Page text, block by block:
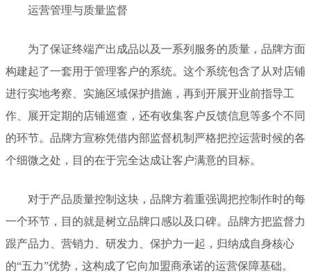
运营管理与质量监督
为了保证终端产出成品以及一系列服务的质量，品牌方面
构建起了一套用于管理客户的系统。这个系统包含了从对店铺
进行实地考察、实施区域保护措施，再到开展开业前指导工
作、展开定期的店铺巡查，还有收集客户反馈信息等多个不同
的环节。品牌方宣称凭借内部监督机制严格把控运营时候的各
个细微之处，目的在于完全达成让客户满意的目标。
对于产品质量控制这块，品牌方着重强调把控制作时的每
一个环节，目的就是树立品牌口感以及口碑。品牌方把监督力
跟产品力、营销力、研发力、保护力一起，归纳成自身核心
的“五力”优势，这构成了它向加盟商承诺的运营保障基础。